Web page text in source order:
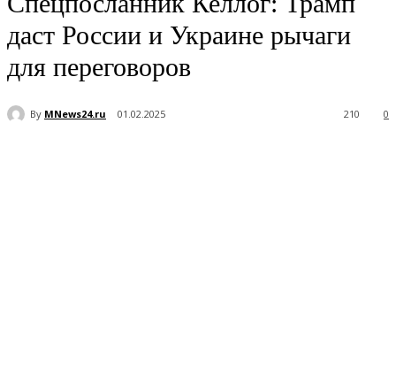
даст России и Украине рычаги
для переговоров
By MNews24.ru 01.02.2025 0
210